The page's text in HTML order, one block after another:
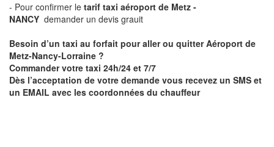
- Pour confirmer le tarif taxi aéroport de Metz -
NANCY demander un devis grauit
Besoin d’un taxi au forfait pour aller ou quitter Aéroport de
Metz-Nancy-Lorraine ?
Commander votre taxi 24h/24 et 7/7
Dès l’acceptation de votre demande vous recevez un SMS et
un EMAIL avec les coordonnées du chauffeur